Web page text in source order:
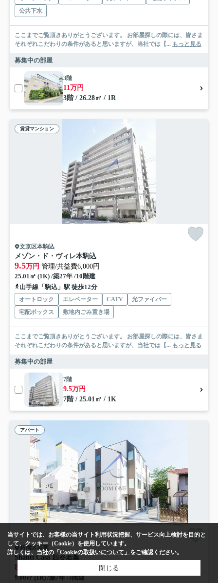
公共下水
ここまでご覧頂きありがとうございます。 お部屋探しの際には、皆さま
それぞれこだわりの条件があると思いますが、当社では【... もっと見る
募集中の部屋
3階
11万円
3階 / 26.28㎡ / 1R
賃貸マンション
文京区本駒込
メゾン・ド・ヴィレ本駒込
9.5万円 管理/共益費6,000円
25.01㎡ (1K) /築27年 /10階建
山手線「駒込」駅 徒歩12分
オートロック エレベーター CATV
光ファイバー
宅配ボックス
敷地内ごみ置き場
ここまでご覧頂きありがとうございます。 お部屋探しの際には、皆さま
それぞれこだわりの条件があると思いますが、当社では【... もっと見る
募集中の部屋
7階
9.5万円
7階 / 25.01㎡ / 1K
アパート
新宿区若葉
Shanti Casa 四谷若葉
8
9.00㎡ (1R) /築7年 /3階建
当サイトでは、お客様の当サイト利用状況把握、サービス向上検討を目的と
して、クッキー（Cookie）を使用しています。
詳しくは、当社の 「Cookieの取扱いについて」 をご確認ください。
閉じる